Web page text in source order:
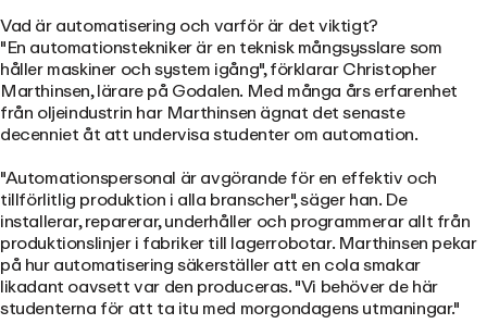
Vad är automatisering och varför är det viktigt?
"En automationstekniker är en teknisk mångsysslare som
håller maskiner och system igång", förklarar Christopher
Marthinsen, lärare på Godalen. Med många års erfarenhet
från oljeindustrin har Marthinsen ägnat det senaste
decenniet åt att undervisa studenter om automation.
"Automationspersonal är avgörande för en effektiv och
tillförlitlig produktion i alla branscher", säger han. De
installerar, reparerar, underhåller och programmerar allt från
produktionslinjer i fabriker till lagerrobotar. Marthinsen pekar
på hur automatisering säkerställer att en cola smakar
likadant oavsett var den produceras. "Vi behöver de här
studenterna för att ta itu med morgondagens utmaningar."